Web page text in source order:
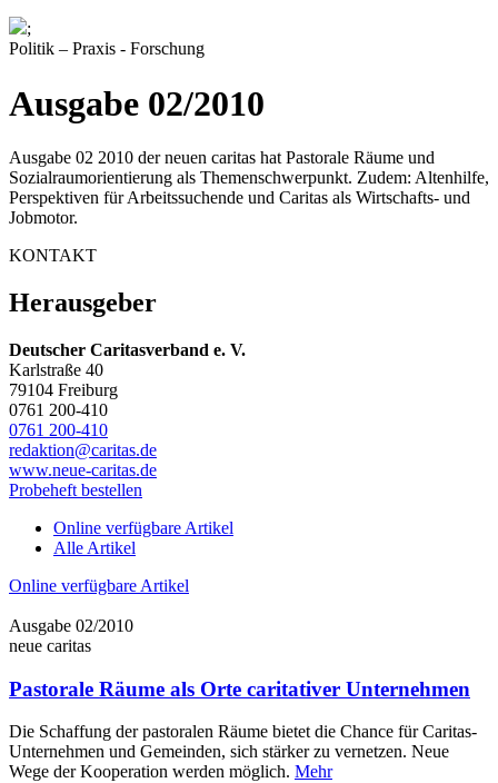
;
Politik – Praxis - Forschung
Ausgabe 02/2010
Ausgabe 02 2010 der neuen caritas hat Pastorale Räume und
Sozialraumorientierung als Themenschwerpunkt. Zudem: Altenhilfe,
Perspektiven für Arbeitssuchende und Caritas als Wirtschafts- und
Jobmotor.
KONTAKT
Herausgeber
Deutscher Caritasverband e. V.
Karlstraße 40
79104 Freiburg
0761 200-410
0761 200-410
redaktion@caritas.de
www.neue-caritas.de
Probeheft bestellen
Online verfügbare Artikel
Alle Artikel
Online verfügbare Artikel
Ausgabe 02/2010
neue caritas
Pastorale Räume als Orte caritativer Unternehmen
Die Schaffung der pastoralen Räume bietet die Chance für Caritas-
Unternehmen und Gemeinden, sich stärker zu vernetzen. Neue
Wege der Kooperation werden möglich. Mehr